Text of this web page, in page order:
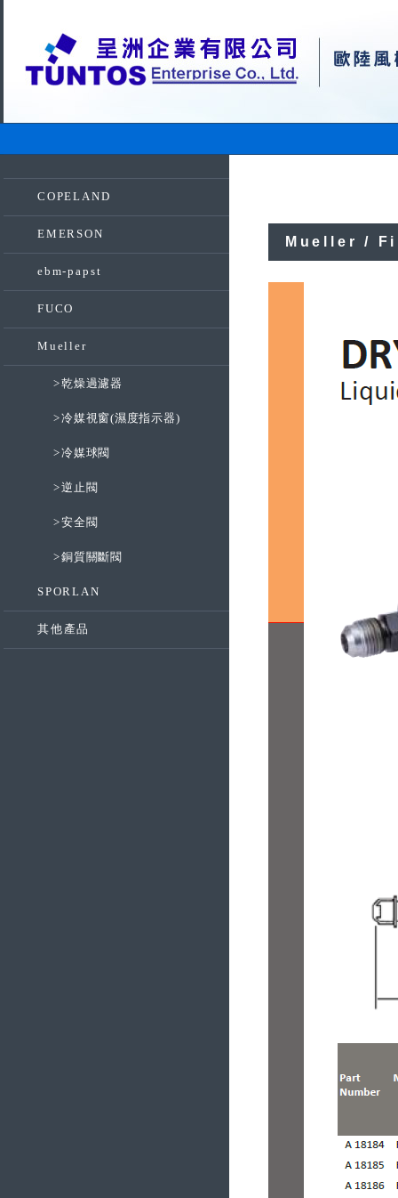
COPELAND
EMERSON
ebm-papst
FUCO
Mueller
>乾燥過濾器
>冷媒視窗(濕度指示器)
>冷媒球閥
>逆止閥
>安全閥
>銅質關斷閥
SPORLAN
其他產品
Mueller /